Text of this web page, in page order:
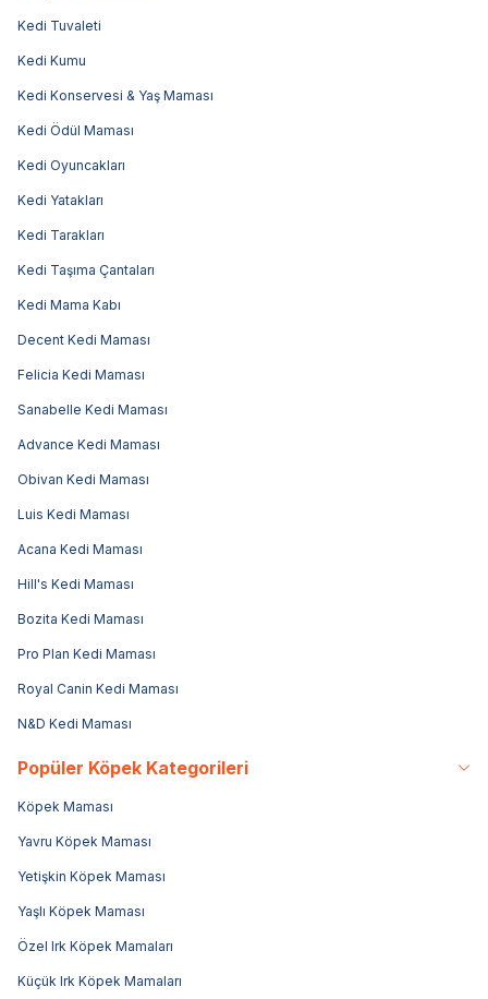
Kedi Tuvaleti
Kedi Kumu
Kedi Konservesi & Yaş Maması
Kedi Ödül Maması
Kedi Oyuncakları
Kedi Yatakları
Kedi Tarakları
Kedi Taşıma Çantaları
Kedi Mama Kabı
Decent Kedi Maması
Felicia Kedi Maması
Sanabelle Kedi Maması
Advance Kedi Maması
Obivan Kedi Maması
Luis Kedi Maması
Acana Kedi Maması
Hill's Kedi Maması
Bozita Kedi Maması
Pro Plan Kedi Maması
Royal Canin Kedi Maması
N&D Kedi Maması
Popüler Köpek Kategorileri
Köpek Maması
Yavru Köpek Maması
Yetişkin Köpek Maması
Yaşlı Köpek Maması
Özel Irk Köpek Mamaları
Küçük Irk Köpek Mamaları